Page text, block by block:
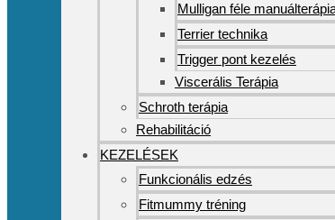
Mulligan féle
Terrier technika
Trigger pont kezelés
Viscerális Terápia
Schroth terápia
Rehabilitáció
KEZELÉSEK
Funkcionális edzés
Fitmummy tréning